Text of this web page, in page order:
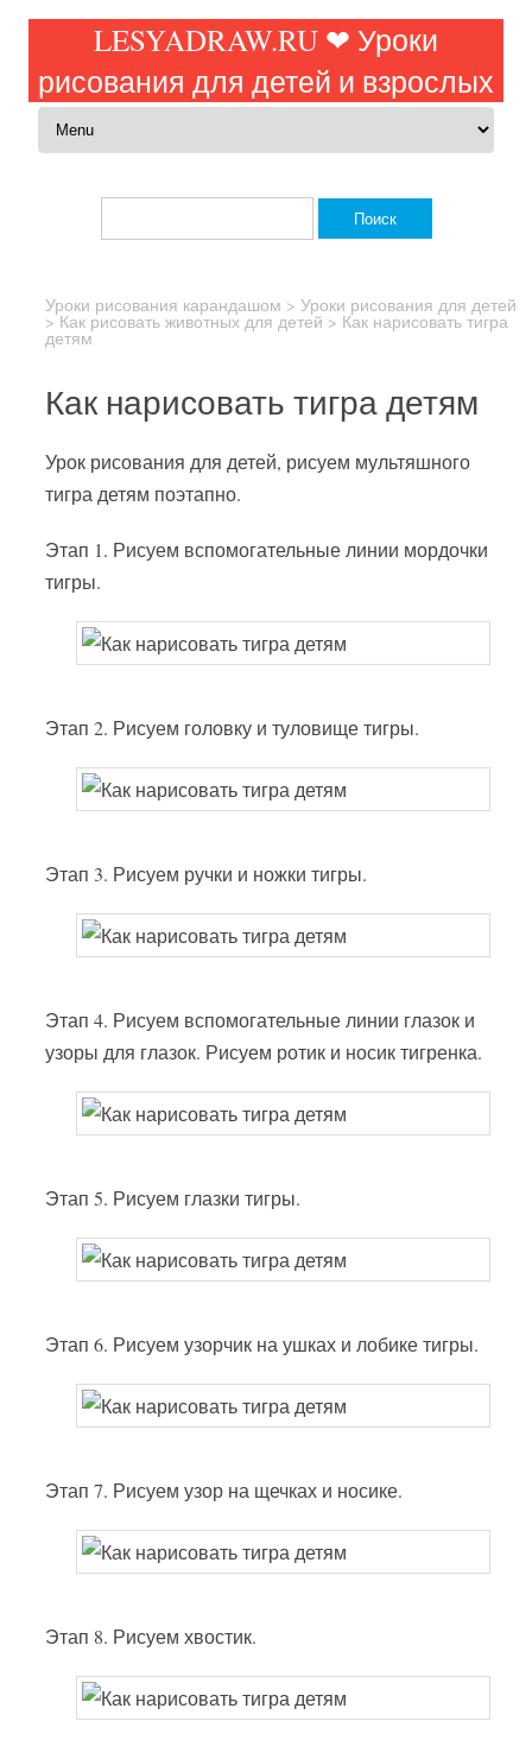
LESYADRAW.RU ❤ Уроки
рисования для детей и взрослых
Перейти к содержимому
Уроки рисования карандашом > Уроки рисования для детей
>Как рисовать животных для детей > Как нарисовать тигра
детям
Как нарисовать тигра детям
Урок рисования для детей, рисуем мультяшного
тигра детям поэтапно.
Этап 1. Рисуем вспомогательные линии мордочки
тигры.
Этап 2. Рисуем головку и туловище тигры.
Этап 3. Рисуем ручки и ножки тигры.
Этап 4. Рисуем вспомогательные линии глазок и
узоры для глазок. Рисуем ротик и носик тигренка.
Этап 5. Рисуем глазки тигры.
Этап 6. Рисуем узорчик на ушках и лобике тигры.
Этап 7. Рисуем узор на щечках и носике.
Этап 8. Рисуем хвостик.